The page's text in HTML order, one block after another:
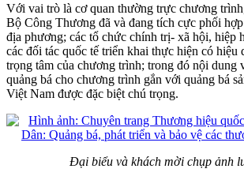
Với vai trò là cơ quan thường trực chương
Bộ Công Thương đã và đang tích cực phối
địa phương; các tổ chức chính trị- xã hội, hiệp
các đối tác quốc tế triển khai thực hiện có hiệu
trọng tâm của chương trình; trong đó nội dung
quảng bá cho chương trình gắn với quảng bá
Việt Nam được đặc biệt chú trọng.
Đại biểu và khách mời chụp ảnh